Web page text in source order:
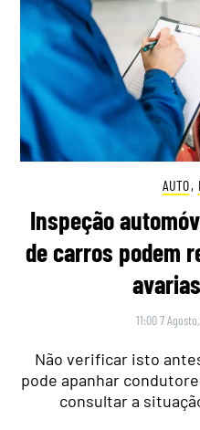
AUTO,
Inspeção
de carros podem
11:00 7
Não verificar isto
pode apanhar
consultar a